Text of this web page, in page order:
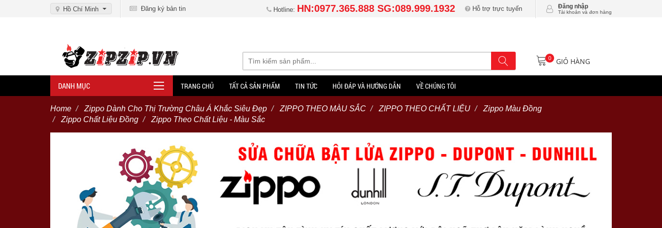
Hồ Chí Minh Đăng ký bản tin Hotline: HN:0977.365.888 SG:089.999.1932 Hỗ trợ trực tuyến Đăng nhập
Tài khoản và đơn hàng
0 GIỎ HÀNG
DANH MỤC TRANG CHỦ TẤT CẢ SẢN PHẨM TIN TỨC HỎI ĐÁP VÀ HƯỚNG DẪN VỀ CHÚNG TÔI
Home Zippo Dành Cho Thị Trường Châu Á Khắc Siêu Đẹp ZIPPO THEO MÀU SẮC ZIPPO THEO CHẤT LIỆU
Zippo Màu Đồng
Zippo Chất Liệu Đồng
Zippo Theo Chất Liệu - Màu Sắc